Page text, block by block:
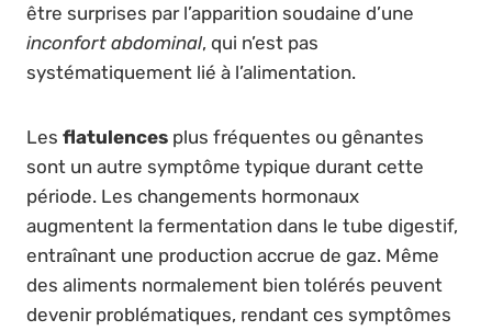
être surprises par l’apparition soudaine d’une
inconfort abdominal, qui n’est pas
systématiquement lié à l’alimentation.
Les flatulences plus fréquentes ou gênantes
sont un autre symptôme typique durant cette
période. Les changements hormonaux
augmentent la fermentation dans le tube digestif,
entraînant une production accrue de gaz. Même
des aliments normalement bien tolérés peuvent
devenir problématiques, rendant ces symptômes